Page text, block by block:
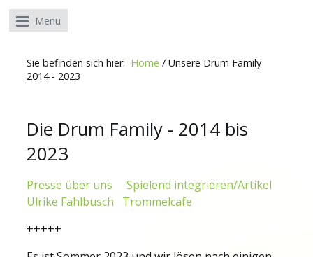
Menü
Sie befinden sich hier: Home / Unsere Drum Family
2014 - 2023
Die Drum Family - 2014 bis
2023
Presse über uns
Spielend integrieren/Artikel
Ulrike Fahlbusch
Trommelcafe
+++++